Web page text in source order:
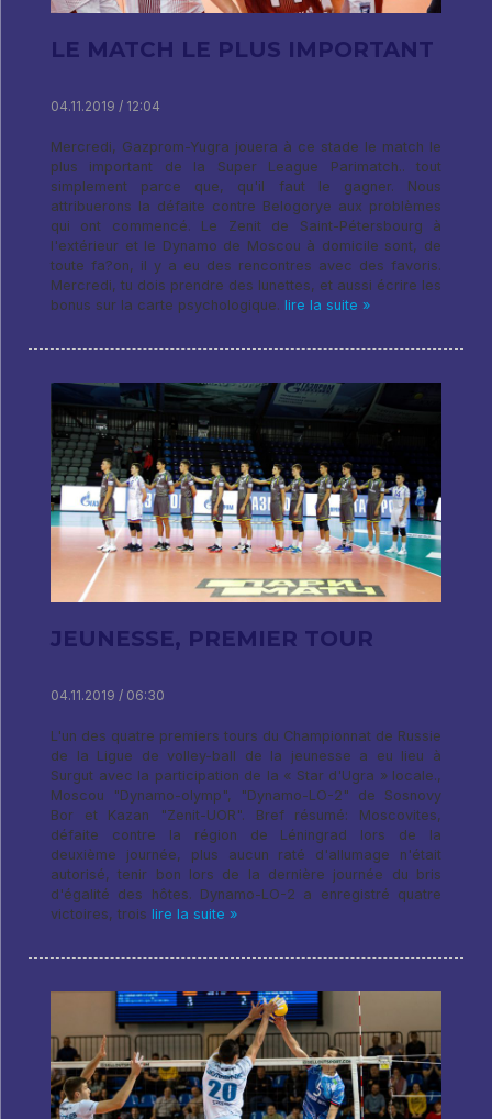
LE MATCH LE PLUS IMPORTANT
04.11.2019 / 12:04
Mercredi, Gazprom-Yugra jouera à ce stade le match le
plus important de la Super League Parimatch.. tout
simplement parce que, qu'il faut le gagner. Nous
attribuerons la défaite contre Belogorye aux problèmes
qui ont commencé. Le Zenit de Saint-Pétersbourg à
l'extérieur et le Dynamo de Moscou à domicile sont, de
toute fa?on, il y a eu des rencontres avec des favoris.
Mercredi, tu dois prendre des lunettes, et aussi écrire les
bonus sur la carte psychologique. lire la suite »
JEUNESSE, PREMIER TOUR
04.11.2019 / 06:30
L'un des quatre premiers tours du Championnat de Russie
de la Ligue de volley-ball de la jeunesse a eu lieu à
Surgut avec la participation de la « Star d'Ugra » locale.,
Moscou "Dynamo-olymp", "Dynamo-LO-2" de Sosnovy
Bor et Kazan "Zenit-UOR". Bref résumé: Moscovites,
défaite contre la région de Léningrad lors de la
deuxième journée, plus aucun raté d'allumage n'était
autorisé, tenir bon lors de la dernière journée du bris
d'égalité des hôtes. Dynamo-LO-2 a enregistré quatre
victoires, trois lire la suite »